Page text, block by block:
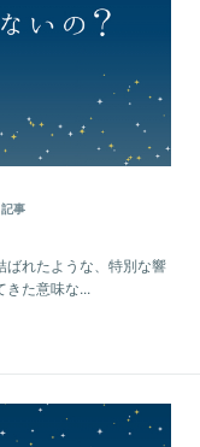
記事
ばれたような、特別な響
きた意味な...